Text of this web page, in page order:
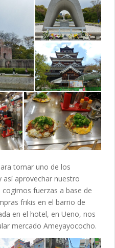
tomar uno de los
así aprovechar nuestro
fuerzas a base de
frikis en el barrio de
en el hotel, en Ueno, nos
mercado Ameyayococho.